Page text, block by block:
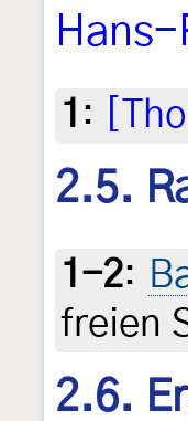
Hans-
1 :
2.5.
1-2:
freien
2.6.